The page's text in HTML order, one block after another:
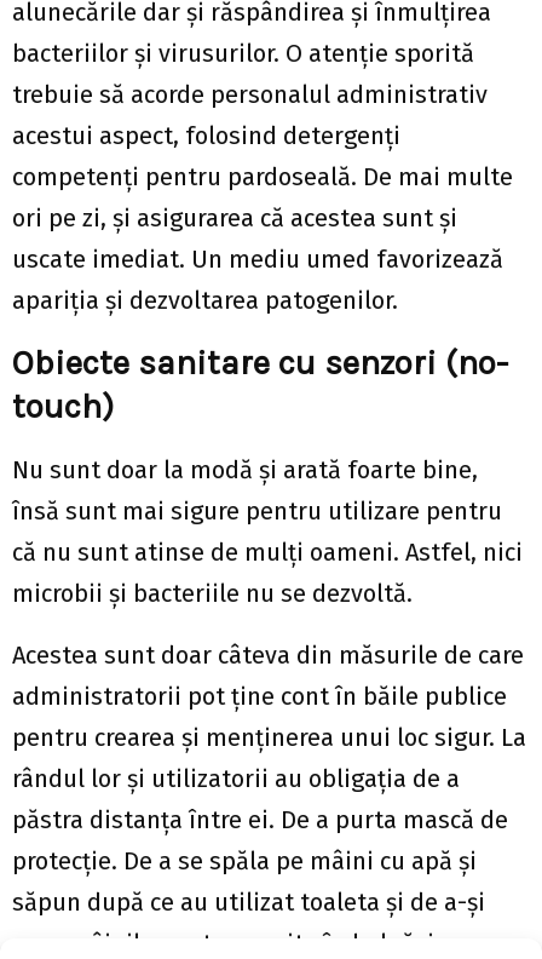
alunecările dar și răspândirea și înmulțirea
bacteriilor și virusurilor. O atenție sporită
trebuie să acorde personalul administrativ
acestui aspect, folosind detergenți
competenți pentru pardoseală. De mai multe
ori pe zi, și asigurarea că acestea sunt și
uscate imediat. Un mediu umed favorizează
apariția și dezvoltarea patogenilor.
Obiecte sanitare cu senzori (no-
touch)
Nu sunt doar la modă și arată foarte bine,
însă sunt mai sigure pentru utilizare pentru
că nu sunt atinse de mulți oameni. Astfel, nici
microbii și bacteriile nu se dezvoltă.
Acestea sunt doar câteva din măsurile de care
administratorii pot ține cont în băile publice
pentru crearea și menținerea unui loc sigur. La
rândul lor și utilizatorii au obligația de a
păstra distanța între ei. De a purta mască de
protecție. De a se spăla pe mâini cu apă și
săpun după ce au utilizat toaleta și de a-și
usca mâinile pentru a evita îmbolnăvirea cu